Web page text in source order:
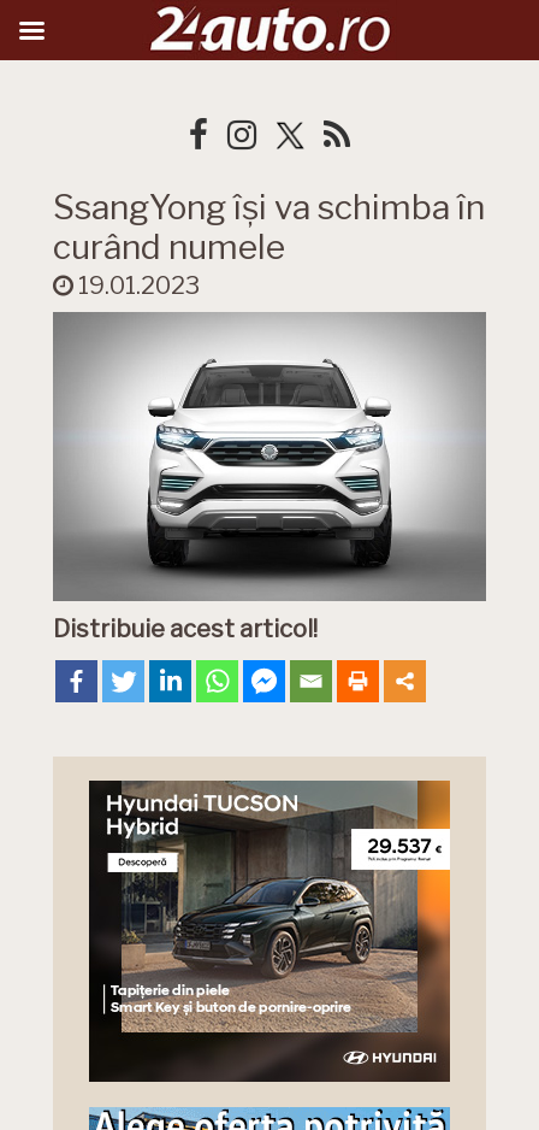
SsangYong își va schimba în
curând numele
19.01.2023
Distribuie acest articol!